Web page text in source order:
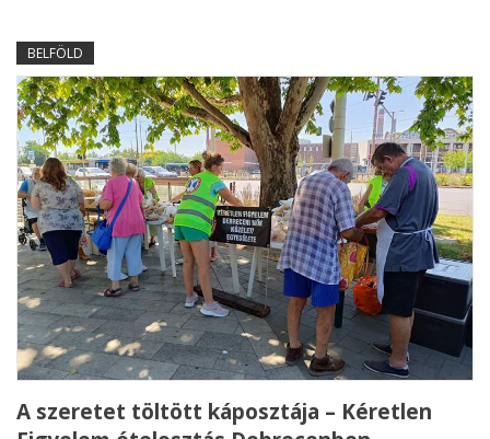
BELFÖLD
A szeretet töltött káposztája – Kéretlen